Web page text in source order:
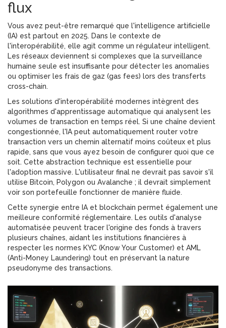
flux
Vous avez peut-être remarqué que l'intelligence artificielle
(IA) est partout en 2025. Dans le contexte de
l'interopérabilité, elle agit comme un régulateur intelligent.
Les réseaux deviennent si complexes que la surveillance
humaine seule est insuffisante pour détecter les anomalies
ou optimiser les frais de gaz (gas fees) lors des transferts
cross-chain.
Les solutions d'interopérabilité modernes intègrent des
algorithmes d'apprentissage automatique qui analysent les
volumes de transaction en temps réel. Si une chaîne devient
congestionnée, l'IA peut automatiquement router votre
transaction vers un chemin alternatif moins coûteux et plus
rapide, sans que vous ayez besoin de configurer quoi que ce
soit. Cette abstraction technique est essentielle pour
l'adoption massive. L'utilisateur final ne devrait pas savoir s'il
utilise Bitcoin, Polygon ou Avalanche ; il devrait simplement
voir son portefeuille fonctionner de manière fluide.
Cette synergie entre IA et blockchain permet également une
meilleure conformité réglementaire. Les outils d'analyse
automatisée peuvent tracer l'origine des fonds à travers
plusieurs chaînes, aidant les institutions financières à
respecter les normes KYC (Know Your Customer) et AML
(Anti-Money Laundering) tout en préservant la nature
pseudonyme des transactions.